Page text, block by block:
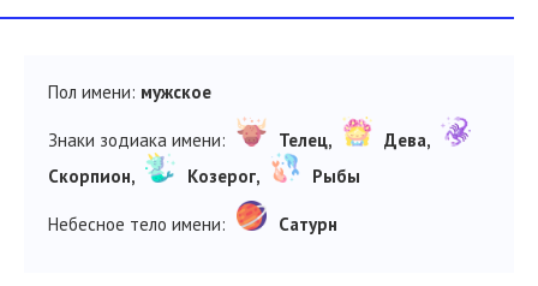
Пол имени: мужское
Знаки зодиака имени: Телец,
Дева,
Скорпион,
Козерог, Рыбы
Небесное тело имени: Сатурн